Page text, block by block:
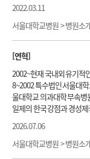
법과 수술중신경감시장치
방전위증, 골다공증성 척추 골절 경추, 요추 디스크·협착증·전방전위증
추 골절은 매우 흔한 퇴행
적이며 수술적 치료를 우선
지 근처 동문 병원과 연계
는 근육손상을 피할 수 있
술 후 통증 및 기타 합병증
하고 있습니다.
과 02-2072-3140 장기이식센터 02-2072-0049 피부과 본원 : 02-2072-2411 암병원 : 02-
배정은 병실 상황에 따라
실 수 있습니다. * 1인실, 특실 등 비급여 상급병실이 배정될 수 있습니다. 입원하신 병동
에서 다른 병실로 전실을 원
임의변경 불가합니다. 안전사고 예방을 위해 입원기간 중 동일 등급 내(병실 내 포함) 병
상 이동은 제한됩니다. 입퇴원수속창구 근무시간(입원) 입퇴원수속창구 근무시간(평
일, 토요일, 일, 공휴일) 평일 토요일 일, 공휴일 09:00 ~ 18:00 09:00 ~ 13:00 09:00 ~ 16:00
위 시간 이외에는 응급실 수납창구
장소 본원: 본관 2층 입퇴원수속창구 소아 및 별관병동: 어린이병원 1층 입퇴원수속창구
한 지침서가 될 것으로 기대
적 토대를 이루고 있어 성인
문 증례를 다루어야 하는
지만, 우리나라 미래의 주
본연의 책무라 여긴 의료
정형외과 학회)를 창립한
요람을 첫 출간한 이후,
고, 참고문헌들을 대대적으
태준신창호 교수와 분당서
교수(현 서울원병원 원장)
2022.03.11
서울대학교병원 > 병원소
[연혁]
2002~현재 국내외 유기적인 네트워크로 혁신적인 의료 패러다임을 구축 전체보기 197
8~2002 특수법인 서울대학교병원, 대한민국의 의료를 세계로 전체보기 1945~1978 서
울대학교 의과대학 부속병원, 대한민국 의료의 발전을 선도하다 전체보기
일제의 한국 강점과 경성제국대학 의학부 부속의원, 경성의학전문
기적인 네트워크 시스템으로 첨단 의료를 이끌
특성을 살리고 최적의 치
2026.07.06
서울대학교병원 > 병원소